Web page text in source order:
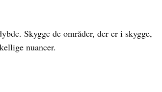
Skygge de områder, der er i skygge,
nuancer.